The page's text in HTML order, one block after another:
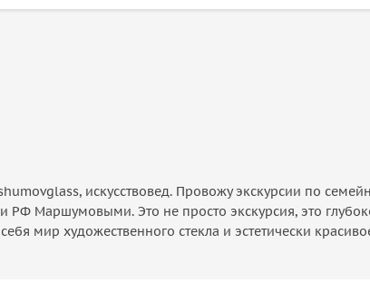
искусствовед. Провожу экскурсии по
Маршумовыми. Это не просто экскурсия, это
мир художественного стекла и эстетически